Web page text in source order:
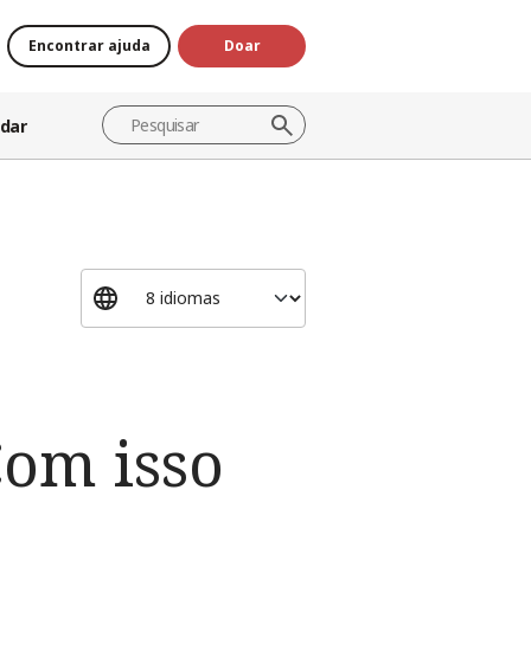
Encontrar ajuda Doar
isso